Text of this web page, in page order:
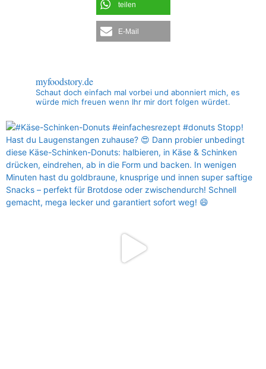
teilen
E-Mail
myfoodstory.de
Schaut doch einfach mal vorbei und abonniert mich, es
würde mich freuen wenn Ihr mir dort folgen würdet.